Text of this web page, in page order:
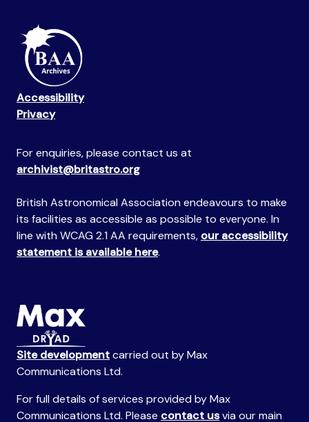
Accessibility
Privacy
For enquiries, please contact us at
archivist@britastro.org
British Astronomical Association endeavours to make
its facilities as accessible as possible to everyone. In
line with WCAG 2.1 AA requirements, our accessibility
statement is available here.
Site developmentcarried out by Max
Communications Ltd.
For full details of services provided by Max
Communications Ltd. Please contact usvia our main